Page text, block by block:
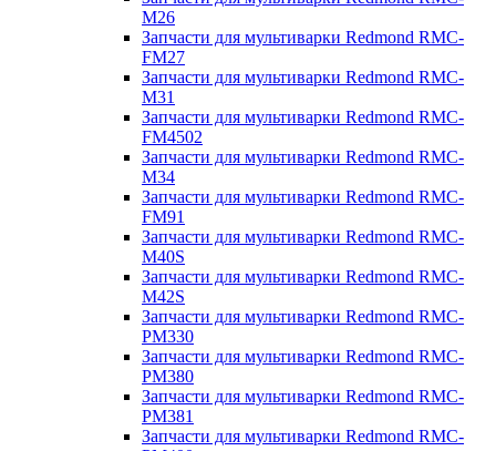
M26
Запчасти для мультиварки Redmond RMC-
FM27
Запчасти для мультиварки Redmond RMC-
M31
Запчасти для мультиварки Redmond RMC-
FM4502
Запчасти для мультиварки Redmond RMC-
M34
Запчасти для мультиварки Redmond RMC-
FM91
Запчасти для мультиварки Redmond RMC-
M40S
Запчасти для мультиварки Redmond RMC-
M42S
Запчасти для мультиварки Redmond RMC-
PM330
Запчасти для мультиварки Redmond RMC-
PM380
Запчасти для мультиварки Redmond RMC-
PM381
Запчасти для мультиварки Redmond RMC-